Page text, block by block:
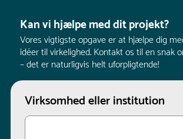
Kan vi hjælpe med dit projekt?
Vores vigtigste opgave er at hjælpe dig
idéer til virkelighed. Kontakt os til en snak
– det er naturligvis helt uforpligtende!
Virksomhed eller institution